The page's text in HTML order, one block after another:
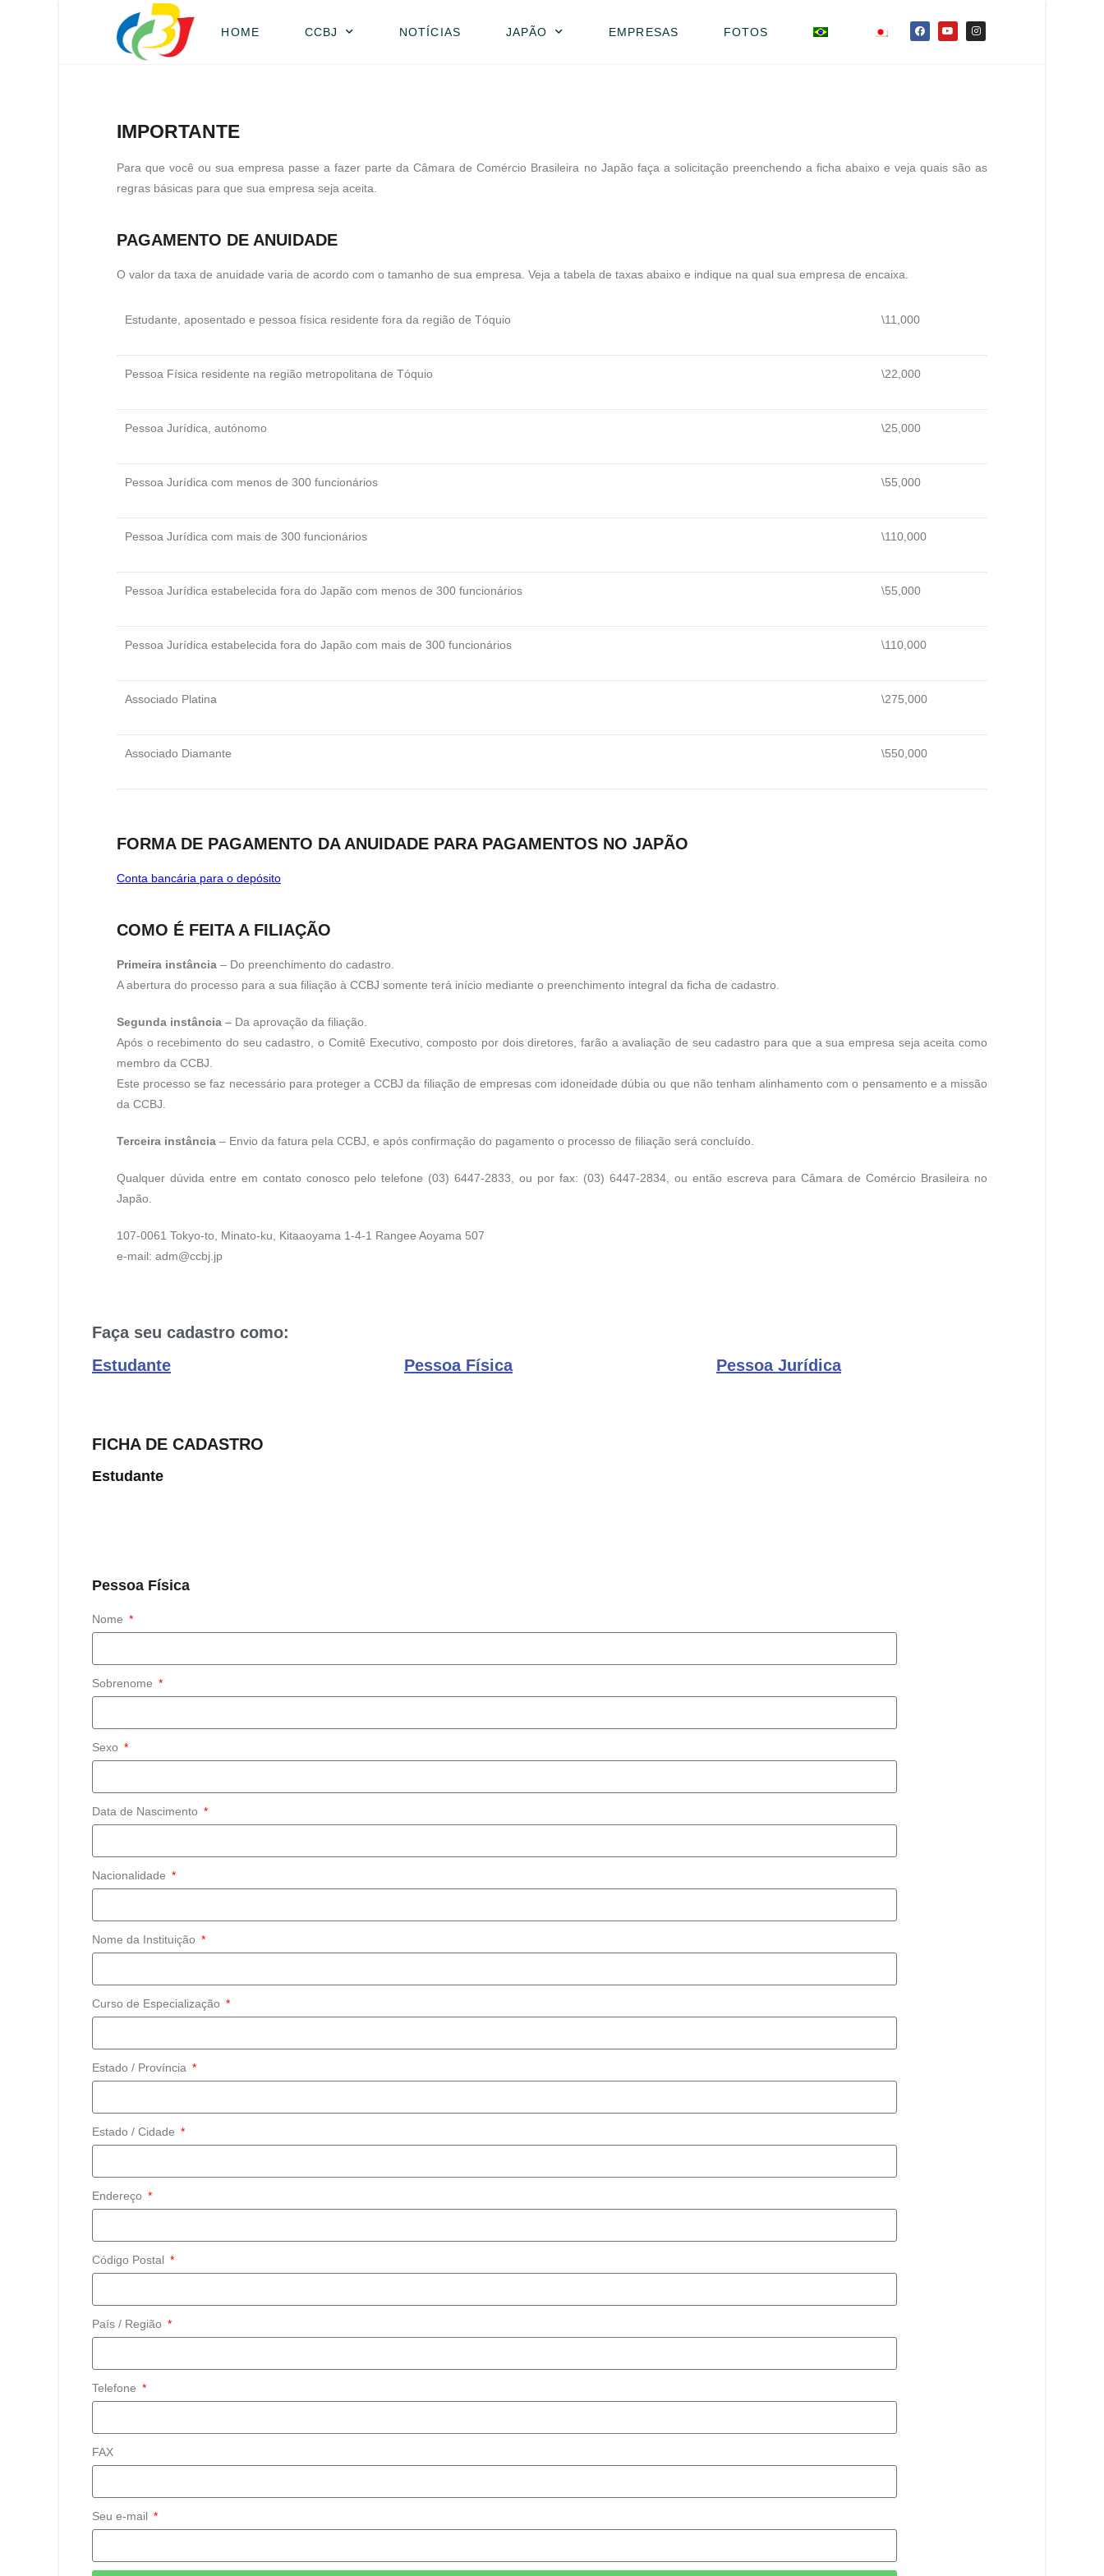
HOME CCBJ NOTÍCIAS JAPÃO EMPRESAS FOTOS
IMPORTANTE
Para que você ou sua empresa passe a fazer parte da Câmara de Comércio Brasileira no Japão faça a solicitação preenchendo a ficha abaixo e veja quais são as
regras básicas para que sua empresa seja aceita.
PAGAMENTO DE ANUIDADE
O valor da taxa de anuidade varia de acordo com o tamanho de sua empresa. Veja a tabela de taxas abaixo e indique na qual sua empresa de encaixa.
Estudante, aposentado e pessoa física residente fora da região de Tóquio \11,000
Pessoa Física residente na região metropolitana de Tóquio \22,000
Pessoa Jurídica, autónomo \25,000
Pessoa Jurídica com menos de 300 funcionários \55,000
Pessoa Jurídica com mais de 300 funcionários \110,000
Pessoa Jurídica estabelecida fora do Japão com menos de 300 funcionários \55,000
Pessoa Jurídica estabelecida fora do Japão com mais de 300 funcionários \110,000
Associado Platina \275,000
Associado Diamante \550,000
FORMA DE PAGAMENTO DA ANUIDADE PARA PAGAMENTOS NO JAPÃO
Conta bancária para o depósito
COMO É FEITA A FILIAÇÃO
Primeira instância – Do preenchimento do cadastro.
A abertura do processo para a sua filiação à CCBJ somente terá início mediante o preenchimento integral da ficha de cadastro.
Segunda instância – Da aprovação da filiação.
Após o recebimento do seu cadastro, o Comitê Executivo, composto por dois diretores, farão a avaliação de seu cadastro para que a sua empresa seja aceita como
membro da CCBJ.
Este processo se faz necessário para proteger a CCBJ da filiação de empresas com idoneidade dúbia ou que não tenham alinhamento com o pensamento e a missão
da CCBJ.
Terceira instância – Envio da fatura pela CCBJ, e após confirmação do pagamento o processo de filiação será concluído.
Qualquer dúvida entre em contato conosco pelo telefone (03) 6447-2833, ou por fax: (03) 6447-2834, ou então escreva para Câmara de Comércio Brasileira no
Japão.
107-0061 Tokyo-to, Minato-ku, Kitaaoyama 1-4-1 Rangee Aoyama 507
e-mail: adm@ccbj.jp
Faça seu cadastro como:
Estudante
Pessoa Física Pessoa Jurídica
FICHA DE CADASTRO
Estudante
Pessoa Física
Nome
Sobrenome
Sexo
Data de Nascimento
Nacionalidade
Nome da Instituição
Curso de Especialização
Estado / Província
Estado / Cidade
Endereço
Código Postal
País / Região
Telefone
FAX
Seu e-mail